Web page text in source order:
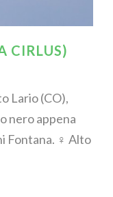
CIRLUS)
Lario (CO),
nero appena
Fontana. ♀ Alto